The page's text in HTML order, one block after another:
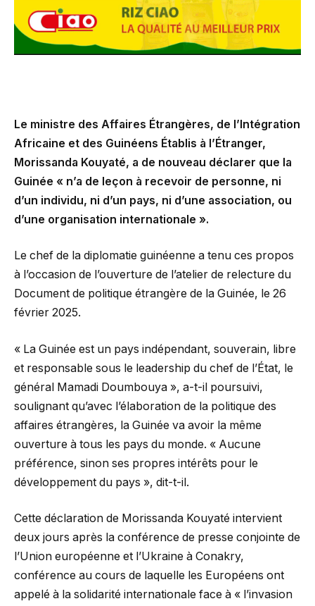
Le ministre des Affaires Étrangères, de l’Intégration
Africaine et des Guinéens Établis à l’Étranger,
Morissanda Kouyaté, a de nouveau déclarer que la
Guinée « n’a de leçon à recevoir de personne, ni
d’un individu, ni d’un pays, ni d’une association, ou
d’une organisation internationale ».
Le chef de la diplomatie guinéenne a tenu ces propos
à l’occasion de l’ouverture de l’atelier de relecture du
Document de politique étrangère de la Guinée, le 26
février 2025.
« La Guinée est un pays indépendant, souverain, libre
et responsable sous le leadership du chef de l’État, le
général Mamadi Doumbouya », a-t-il poursuivi,
soulignant qu’avec l’élaboration de la politique des
affaires étrangères, la Guinée va avoir la même
ouverture à tous les pays du monde. « Aucune
préférence, sinon ses propres intérêts pour le
développement du pays », dit-t-il.
Cette déclaration de Morissanda Kouyaté intervient
deux jours après la conférence de presse conjointe de
l’Union européenne et l’Ukraine à Conakry,
conférence au cours de laquelle les Européens ont
appelé à la solidarité internationale face à « l’invasion